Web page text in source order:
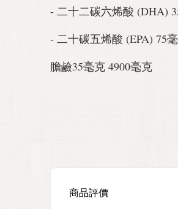
- 二十二碳六烯酸 (DHA)
- 二十碳五烯酸 (EPA) 75
膽鹼35毫克 4900毫克
商品評價